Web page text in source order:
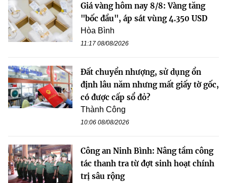
Giá vàng hôm nay 8/8: Vàng tăng
"bốc đầu", áp sát vùng 4.350 USD
Hòa Bình
11:17 08/08/2026
Đất chuyển nhượng, sử dụng ổn
định lâu năm nhưng mất giấy tờ gốc,
có được cấp sổ đỏ?
Thành Công
10:06 08/08/2026
Công an Ninh Bình: Nâng tầm công
tác thanh tra từ đợt sinh hoạt chính
trị sâu rộng